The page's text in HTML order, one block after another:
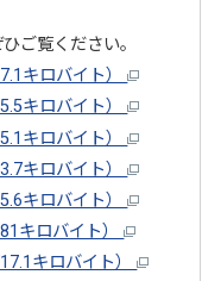
ご覧ください。
キロバイト）
キロバイト）
キロバイト）
キロバイト）
キロバイト）
キロバイト）
キロバイト）